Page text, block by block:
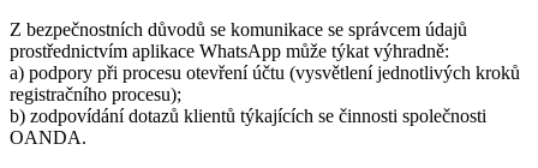
Z bezpečnostních důvodů se komunikace se správcem údajů
prostřednictvím aplikace WhatsApp může týkat výhradně:
a) podpory při procesu otevření účtu (vysvětlení jednotlivých kroků
registračního procesu);
b) zodpovídání dotazů klientů týkajících se činnosti společnosti
OANDA.